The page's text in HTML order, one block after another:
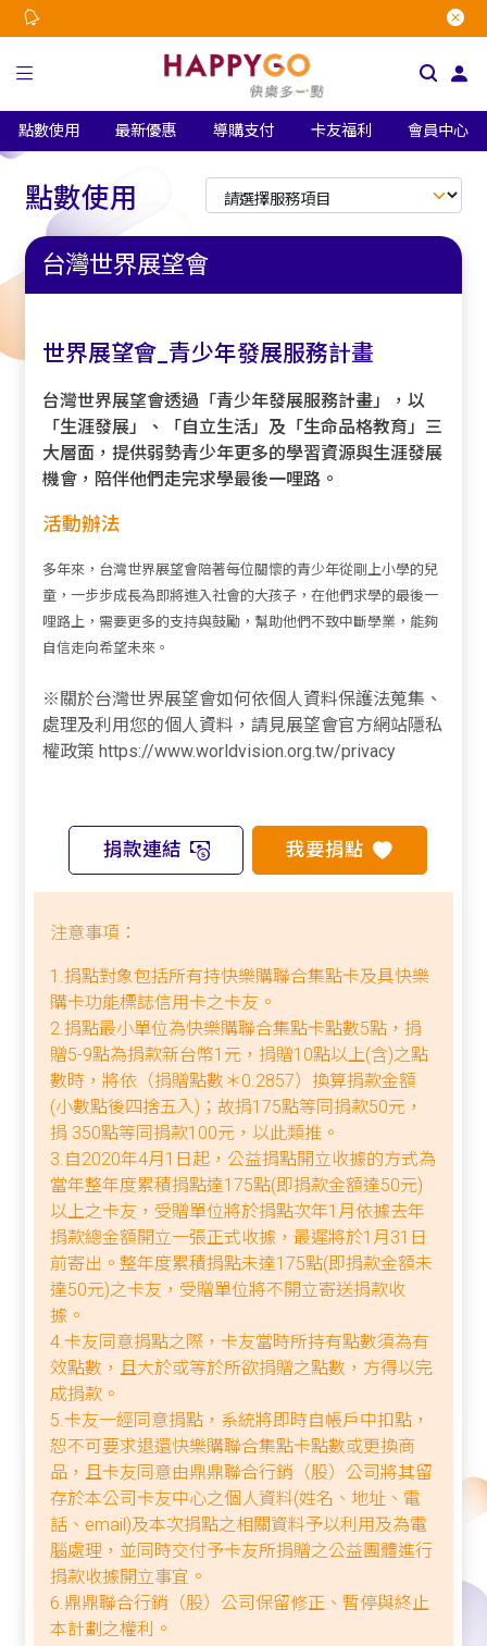
點數使用 最新優惠 導購支付 卡友福利 會員中心
點數使用
台灣世界展望會
世界展望會_青少年發展服務計畫
台灣世界展望會透過「青少年發展服務計畫」，以
「生涯發展」、「自立生活」及「生命品格教育」三
大層面，提供弱勢青少年更多的學習資源與生涯發展
機會，陪伴他們走完求學最後一哩路。
活動辦法
多年來，台灣世界展望會陪著每位關懷的青少年從剛上小學的兒
童，一步步成長為即將進入社會的大孩子，在他們求學的最後一
哩路上，需要更多的支持與鼓勵，幫助他們不致中斷學業，能夠
自信走向希望未來。
※關於台灣世界展望會如何依個人資料保護法蒐集、
處理及利用您的個人資料，請見展望會官方網站隱私
權政策 https://www.worldvision.org.tw/privacy
捐款連結 我要捐點
注意事項：
1.捐點對象包括所有持快樂購聯合集點卡及具快樂
購卡功能標誌信用卡之卡友。
2.捐點最小單位為快樂購聯合集點卡點數5點，捐
贈5-9點為捐款新台幣1元，捐贈10點以上(含)之點
數時，將依（捐贈點數＊0.2857）換算捐款金額
(小數點後四捨五入)；故捐175點等同捐款50元，
捐 350點等同捐款100元，以此類推。
3.自2020年4月1日起，公益捐點開立收據的方式為
當年整年度累積捐點達175點(即捐款金額達50元)
以上之卡友，受贈單位將於捐點次年1月依據去年
捐款總金額開立一張正式收據，最遲將於1月31日
前寄出。整年度累積捐點未達175點(即捐款金額未
達50元)之卡友，受贈單位將不開立寄送捐款收
據。
4.卡友同意捐點之際，卡友當時所持有點數須為有
效點數，且大於或等於所欲捐贈之點數，方得以完
成捐款。
5.卡友一經同意捐點，系統將即時自帳戶中扣點，
恕不可要求退還快樂購聯合集點卡點數或更換商
品，且卡友同意由鼎鼎聯合行銷（股）公司將其留
存於本公司卡友中心之個人資料(姓名、地址、電
話、email)及本次捐點之相關資料予以利用及為電
腦處理，並同時交付予卡友所捐贈之公益團體進行
捐款收據開立事宜。
6.鼎鼎聯合行銷（股）公司保留修正、暫停與終止
本計劃之權利。